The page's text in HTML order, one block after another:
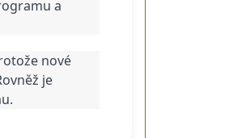
a
nové
je